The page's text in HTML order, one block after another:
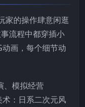
家的操作肆意闲逛
流程中都穿插小
画，每个细节动
、模拟经营
术：日系二次元风